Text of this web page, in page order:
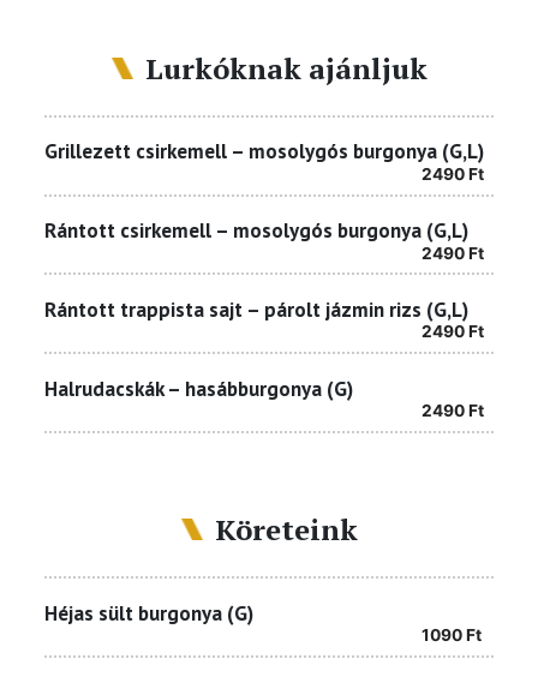
Lurkóknak ajánljuk
Grillezett csirkemell – mosolygós burgonya (G,L)
2490Ft
Rántott csirkemell – mosolygós burgonya (G,L)
2490Ft
Rántott trappista sajt – párolt jázmin rizs (G,L)
2490Ft
Halrudacskák – hasábburgonya (G)
2490Ft
Köreteink
Héjas sült burgonya (G)
1090Ft